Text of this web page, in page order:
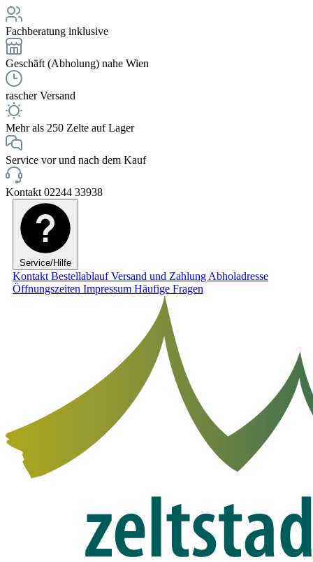
Fachberatung inklusive
Geschäft (Abholung) nahe Wien
rascher Versand
Mehr als 250 Zelte auf Lager
Service vor und nach dem Kauf
Kontakt 02244 33938
Service/Hilfe
Kontakt BestellablaufVersand und Zahlung Abholadresse
Öffnungszeiten Impressum Häufige Fragen